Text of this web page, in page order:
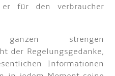
für den verbraucher
strengen
der Regelungsgedanke,
Informationen